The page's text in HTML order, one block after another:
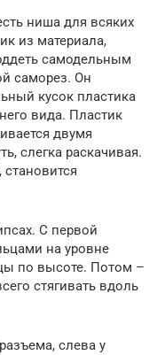
ниша для всяких
из материала,
самодельным
саморез. Он
кусок пластика
вида. Пластик
двумя
слегка раскачивая.
С первой
на уровне
по высоте. Потом –
стягивать вдоль
слева у